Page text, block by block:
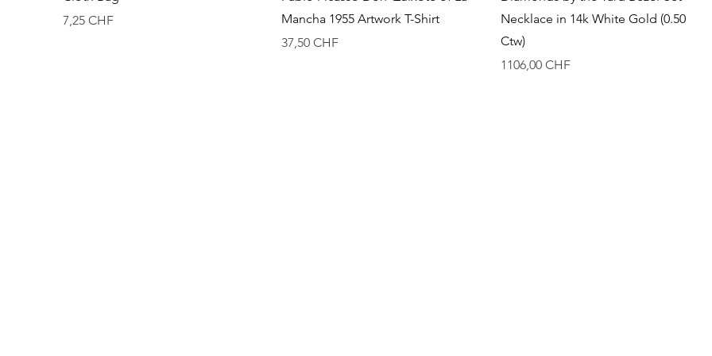
Precio
7,25 CHF
Mancha 1955 Artwork T-Shirt
Precio
37,50 CHF
Necklace in 14k White Gold (0.50
Ctw)
Precio
1106,00 CHF